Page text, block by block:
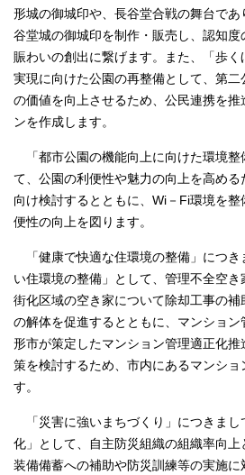
形城の御城印や、長谷堂合戦の舞台で
谷堂城の御城印を制作・販売し、認知
賑わいの創出に繋げます。また、「歩
実現に向けた公園の再整備として、第
の価値を向上させるため、公民連携を推
ンを作成します。
「都市公園の機能向上に向けた環境整
て、公園の利便性や魅力の向上を高める
向け検討するとともに、Wi－Fi環境を整
便性の向上を図ります。
「健康で快適な住環境の整備」につき
い住環境の整備」として、管理不全空
街化区域の空き家について除却工事の
の解体を促進するとともに、マンショ
形市が策定したマンション管理適正化
策を検討するため、市内にあるマンショ
す。
「災害に強いまちづくり」につきまし
化」として、自主防災組織の組織率向上
装備備蓄への補助や防災訓練等の実施に